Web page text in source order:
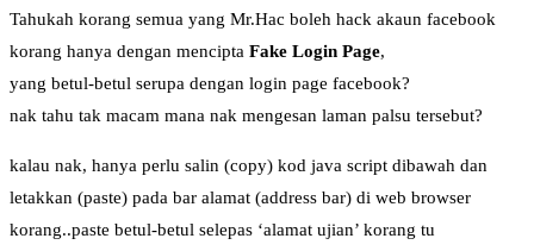
Tahukah korang semua yang Mr.Hac boleh hack akaun facebook
korang hanya dengan mencipta Fake Login Page,
yang betul-betul serupa dengan login page facebook?
nak tahu tak macam mana nak mengesan laman palsu tersebut?
kalau nak, hanya perlu salin (copy) kod java script dibawah dan
letakkan (paste) pada bar alamat (address bar) di web browser
korang..paste betul-betul selepas ‘alamat ujian’ korang tu